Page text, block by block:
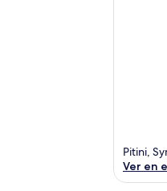
Pitini,
Ver en